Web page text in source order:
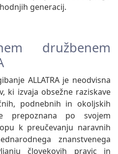
generacij.
družbenem
ALLATRA je neodvisna
ki izvaja obsežne raziskave
podnebnih in okoljskih
prepoznana po svojem
k preučevanju naravnih
znanstvenega
človekovih pravic in